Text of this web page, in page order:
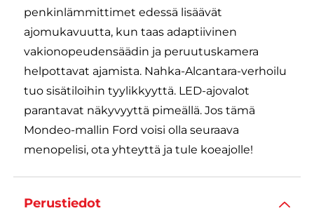
penkinlämmittimet edessä lisäävät
ajomukavuutta, kun taas adaptiivinen
vakionopeudensäädin ja peruutuskamera
helpottavat ajamista. Nahka-Alcantara-verhoilu
tuo sisätiloihin tyylikkyyttä. LED-ajovalot
parantavat näkyvyyttä pimeällä. Jos tämä
Mondeo-mallin Ford voisi olla seuraava
menopelisi, ota yhteyttä ja tule koeajolle!
Perustiedot